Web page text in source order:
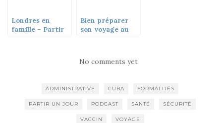
Londres en
famille – Partir
Bien préparer
son voyage au
No comments yet
ADMINISTRATIVE CUBA FORMALITÉS
PARTIR UN JOUR PODCAST SANTÉ SÉCURITÉ
VACCIN VOYAGE